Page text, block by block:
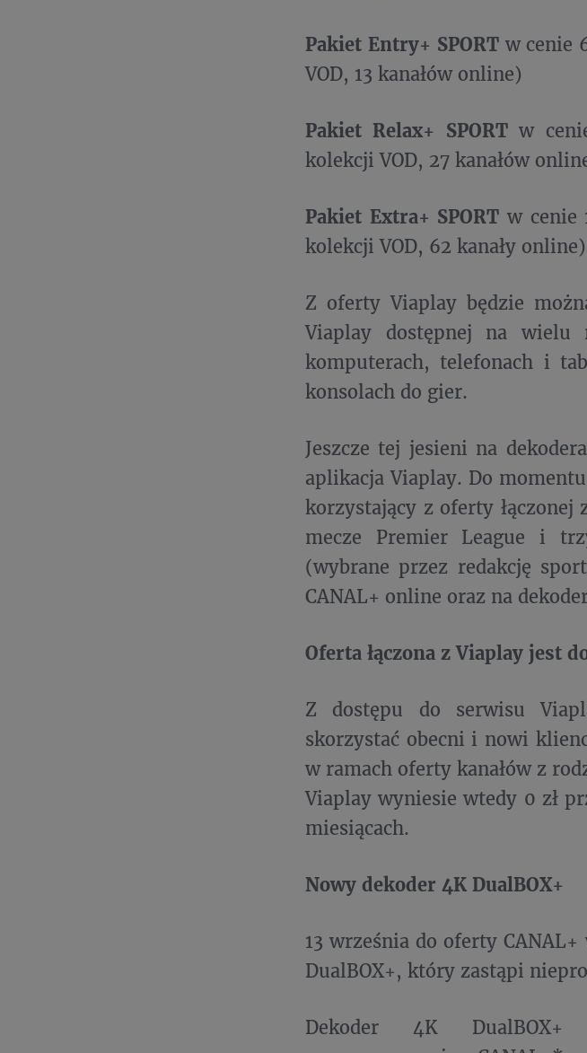
Pakiet Entry+ SPORTw cenie
VOD, 13 kanałów online)
Pakiet Relax+ SPORTw
kolekcji VOD, 27 kanałów
Pakiet Extra+ SPORT w cenie
kolekcji VOD, 62 kanały online)
Z oferty Viaplay będzie
Viaplay dostępnej na wielu
komputerach, telefonach i
konsolach do gier.
Jeszcze tej jesieni na
aplikacja Viaplay. Do
korzystający z oferty łączonej
mecze Premier League i
(wybrane przez redakcję
CANAL+ online oraz na
Oferta łączona z Viaplay jest
Z dostępu do serwisu
skorzystać obecni i nowi
w ramach oferty kanałów z
Viaplay wyniesie wtedy 0 zł
miesiącach.
Nowy dekoder 4K DualBOX+
13 września do oferty
DualBOX+, który zastąpi
Dekoder 4K DualBOX+